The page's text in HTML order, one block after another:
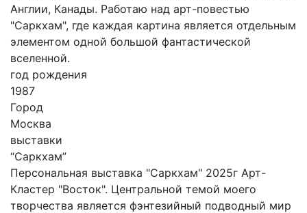
Англии, Канады. Работаю над арт-повестью
"Саркхам", где каждая картина является отдельным
элементом одной большой фантастической
вселенной.
год рождения
1987
Город
Москва
выставки
“Саркхам”
Персональная выставка "Саркхам" 2025г Арт-
Кластер "Восток". Центральной темой моего
творчества является фэнтезийный подводный мир